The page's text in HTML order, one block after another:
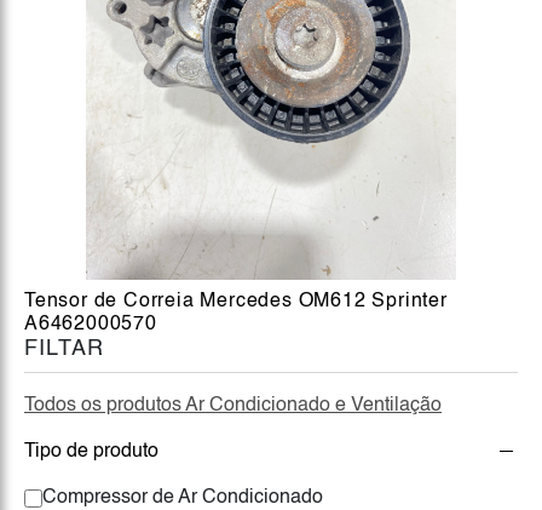
FILTAR
Todos os produtos Ar Condicionado e Ventilação
Tipo de produto
Compressor de Ar Condicionado
Tensor de Correia Mercedes OM612 Sprinter
A6462000570